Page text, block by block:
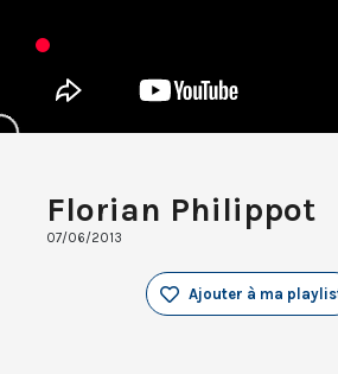
Florian Philippot
07/06/2013
Ajouter à ma